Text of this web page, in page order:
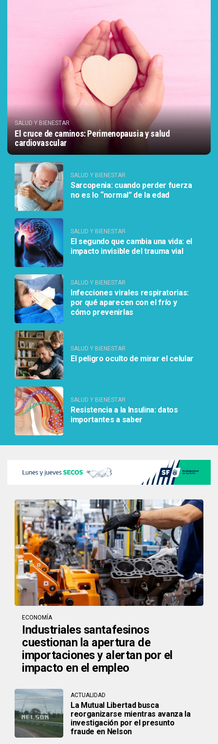
SALUD Y BIENESTAR
El cruce de caminos: Perimenopausia y salud
cardiovascular
SALUD Y BIENESTAR
Sarcopenia: cuando perder fuerza
no es lo “normal” de la edad
SALUD Y BIENESTAR
El segundo que cambia una vida: el
impacto invisible del trauma vial
SALUD Y BIENESTAR
Infecciones virales respiratorias:
por qué aparecen con el frío y
cómo prevenirlas
SALUD Y BIENESTAR
El peligro oculto de mirar el celular
SALUD Y BIENESTAR
Resistencia a la Insulina: datos
importantes a saber
ECONOMÍA
Industriales santafesinos
cuestionan la apertura de
importaciones y alertan por el
impacto en el empleo
ACTUALIDAD
La Mutual Libertad busca
reorganizarse mientras avanza la
investigación por el presunto
fraude en Nelson